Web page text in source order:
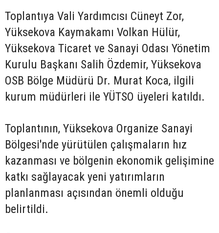
Toplantıya Vali Yardımcısı Cüneyt Zor,
Yüksekova Kaymakamı Volkan Hülür,
Yüksekova Ticaret ve Sanayi Odası Yönetim
Kurulu Başkanı Salih Özdemir, Yüksekova
OSB Bölge Müdürü Dr. Murat Koca, ilgili
kurum müdürleri ile YÜTSO üyeleri katıldı.
Toplantının, Yüksekova Organize Sanayi
Bölgesi'nde yürütülen çalışmaların hız
kazanması ve bölgenin ekonomik gelişimine
katkı sağlayacak yeni yatırımların
planlanması açısından önemli olduğu
belirtildi.